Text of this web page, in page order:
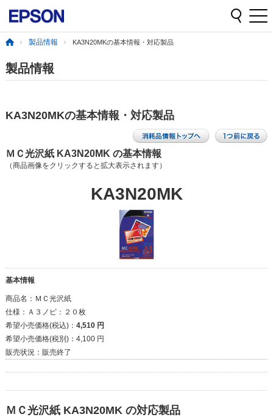
製品情報 KA3N20MKの基本情報・対応製品
製品情報
KA3N20MKの基本情報・対応製品
ＭＣ光沢紙 KA3N20MK の基本情報
（商品画像をクリックすると拡大表示されます）
KA3N20MK
基本情報
商品名： ＭＣ光沢紙
仕様： Ａ３ノビ：２０枚
希望小売価格(税込)： 4,510 円
希望小売価格(税別)： 4,100 円
販売状況： 販売終了
ＭＣ光沢紙 KA3N20MK の対応製品